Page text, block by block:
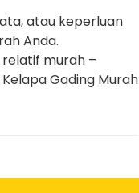
atau keperluan
Anda.
murah –
Gading Murah